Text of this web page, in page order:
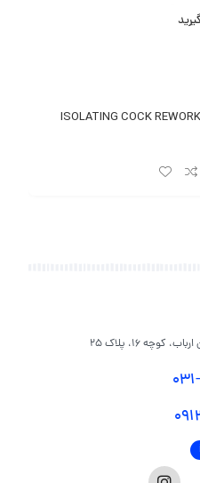
ISOLATING COCK
کوچه ۱۶، پلاک ۲۵
031-